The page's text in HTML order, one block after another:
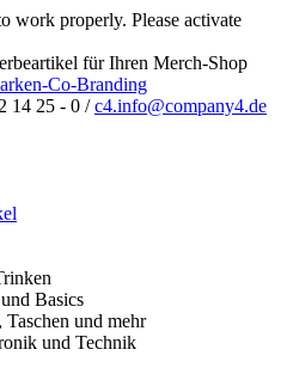
work properly. Please activate
für Ihren Merch-Shop
Co-Branding
14 25 - 0 /c4.info@company4.de
Basics
und mehr
und Technik